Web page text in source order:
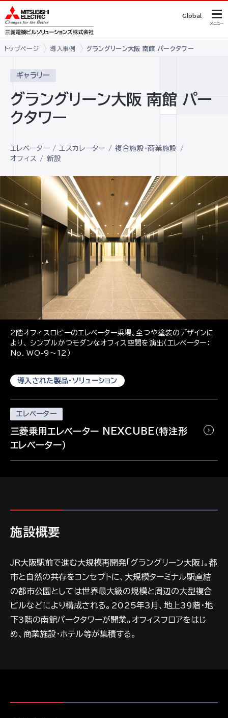
Global
メニュー
トップページ 導入事例 グラングリーン大阪 南館 パークタワー
ギャラリー
グラングリーン大阪 南館 パー
クタワー
エレベーター エスカレーター
複合施設・商業施設
オフィス
新設
2階オフィスロビーのエレベーター乗場。全つや塗装のデザインに
より、 シンプルかつモダンなオフィス空間を演出（エレベーター：
No. WO-9～12）
導入された製品・ソリューション
エレベーター
三菱乗用エレベーター NEXCUBE（特注形
エレベーター）
施設概要
JR大阪駅前で進む大規模再開発「グラングリーン大阪」。都
市と自然の共存をコンセプトに、大規模ターミナル駅直結
の都市公園としては世界最大級の規模と周辺の大型複合
ビルなどにより構成される。2025年3月、地上39階・地
下3階の南館パークタワーが開業。オフィスフロアをはじ
め、商業施設・ホテル等が集積する。